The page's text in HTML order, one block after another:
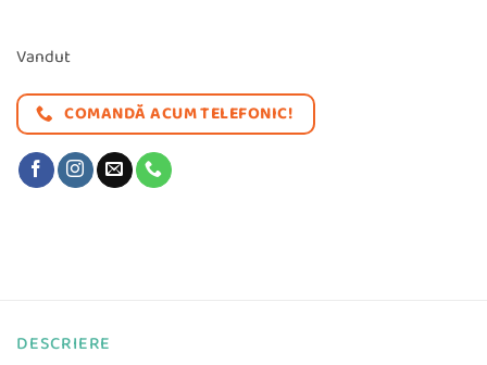
fost:
117,98 lei.
Vandut
COMANDĂ ACUM TELEFONIC!
DESCRIERE